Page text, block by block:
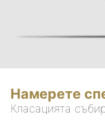
Намерете
Класацията